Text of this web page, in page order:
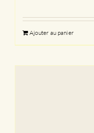
Ajouter au panier